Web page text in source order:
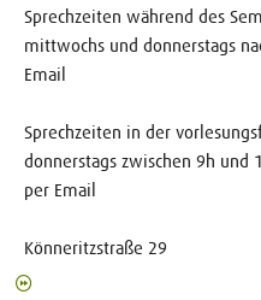
Sprechzeiten während des
mittwochs und donnerstags
Email
Sprechzeiten in der
donnerstags zwischen 9h und
per Email
Könneritzstraße 29